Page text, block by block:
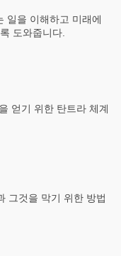
일을 이해하고 미래에
도와줍니다.
얻기 위한 탄트라 체계
그것을 막기 위한 방법